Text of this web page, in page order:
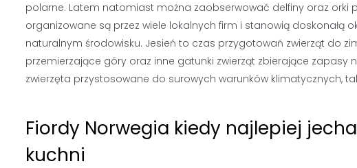
polarne. Latem natomiast można zaobserwować delfiny oraz orki
organizowane są przez wiele lokalnych firm i stanowią
naturalnym środowisku. Jesień to czas przygotowań zwierząt do
przemierzające góry oraz inne gatunki zwierząt zbierające
zwierzęta przystosowane do surowych warunków klimatycznych,
Fiordy Norwegia kiedy najlepiej
kuchni